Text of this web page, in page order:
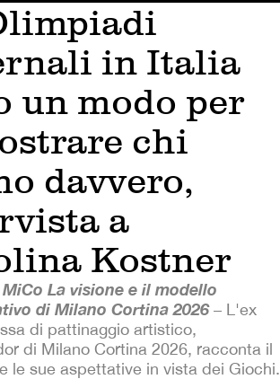
in Italia
un modo per
chi
davvero,
a
Kostner
MiCo La visione e il modello
di Milano Cortina 2026– L'ex
di pattinaggio artistico,
di Milano Cortina 2026, racconta il
le sue aspettative in vista dei Giochi.